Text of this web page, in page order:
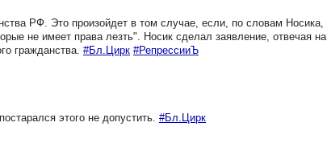
РФ. Это произойдет в том случае, если, по словам Носика,
не имеет права лезть". Носик сделал заявление, отвечая на
гражданства. #Бл.Цирк #РепрессииЪ
этого не допустить. #Бл.Цирк